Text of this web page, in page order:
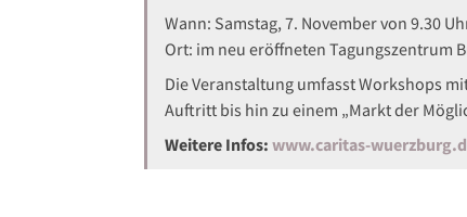
Wann: Samstag, 7. November von 9.30
Ort: im neu eröffneten Tagungszentrum
Die Veranstaltung umfasst Workshops
Auftritt bis hin zu einem „Markt der
Weitere Infos: www.caritas-